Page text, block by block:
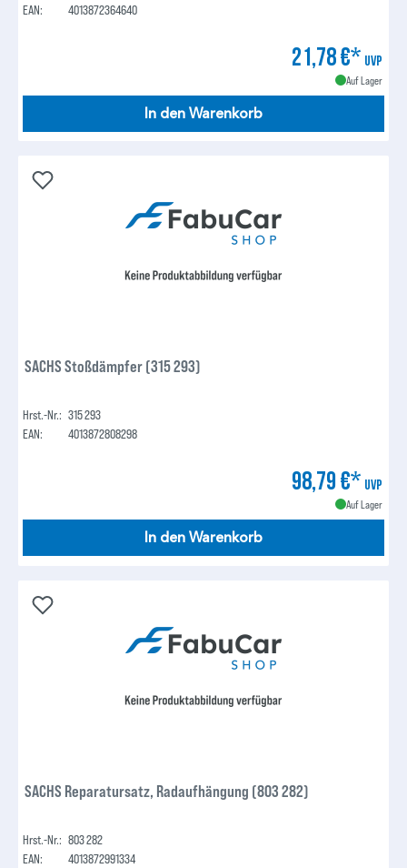
EAN:
4013872364640
21,78 €* UVP
Auf Lager
In den Warenkorb
SACHS Stoßdämpfer (315 293)
Hrst.-Nr.: 315 293
EAN:
4013872808298
98,79 €* UVP
Auf Lager
In den Warenkorb
SACHS Reparatursatz, Radaufhängung (803 282)
Hrst.-Nr.: 803 282
EAN:
4013872991334